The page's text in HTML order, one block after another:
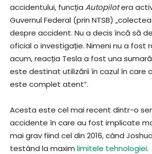
accidentului, funcția Autopilotera
Guvernul Federal (prin NTSB)
despre accident. Nu a decis încă să
oficial o investigație. Nimeni nu a fost
acum, reacția Tesla a fost una
este destinat utilizării în cazul în care
este complet atent”.
Acesta este cel mai recent dintr-o
accidente în care au fost implicate
mai grav fiind cel din 2016, când
testând la maxim limitele tehnologiei.